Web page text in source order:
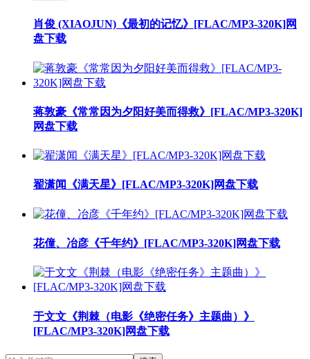
肖俊 (XIAOJUN)《最初的记忆》[FLAC/MP3-320K]网
盘下载
蒋敦豪《常常因为夕阳好美而得救》[FLAC/MP3-320K]
网盘下载
翟潇闻《满天星》[FLAC/MP3-320K]网盘下载
花僮、冶彦《千年约》[FLAC/MP3-320K]网盘下载
于文文《荆棘（电影《绝密任务》主题曲）》
[FLAC/MP3-320K]网盘下载